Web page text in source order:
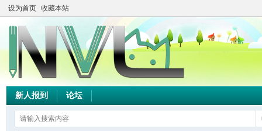
设为首页 收藏本站
新人报到 论坛